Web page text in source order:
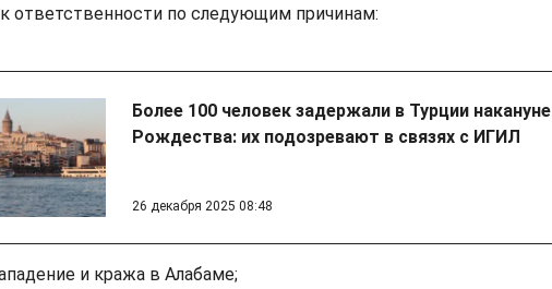
ответственности по следующим причинам:
Более 100 человек задержали в Турции накануне
Рождества: их подозревают в связях с ИГИЛ
26 декабря 2025 08:48
и кража в Алабаме;